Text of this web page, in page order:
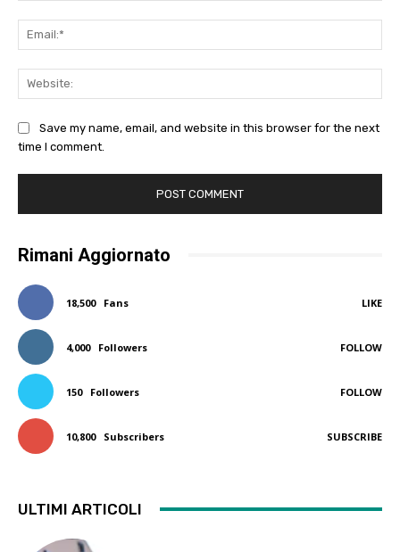
Save my name, email, and website in this browser for the next
time I comment.
Rimani Aggiornato
18,500 Fans LIKE
4,000 Followers FOLLOW
150 Followers FOLLOW
10,800 Subscribers SUBSCRIBE
ULTIMI ARTICOLI